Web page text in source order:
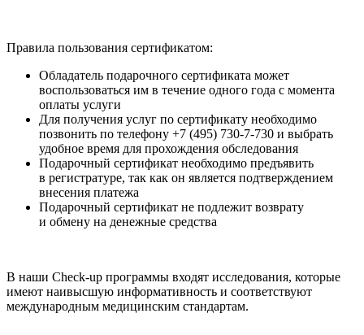
Правила пользования сертификатом:
Обладатель подарочного сертификата может
воспользоваться им в течение одного года с момента
оплаты услуги
Для получения услуг по сертификату необходимо
позвонить по телефону +7 (495) 730-7-730 и выбрать
удобное время для прохождения обследования
Подарочный сертификат необходимо предъявить
в регистратуре, так как он является подтверждением
внесения платежа
Подарочный сертификат не подлежит возврату
и обмену на денежные средства
В наши Check-up программы входят исследования, которые
имеют наивысшую информативность и соответствуют
международным медицинским стандартам.